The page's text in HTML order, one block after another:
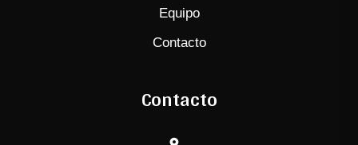
Equipo
Contacto
Contacto